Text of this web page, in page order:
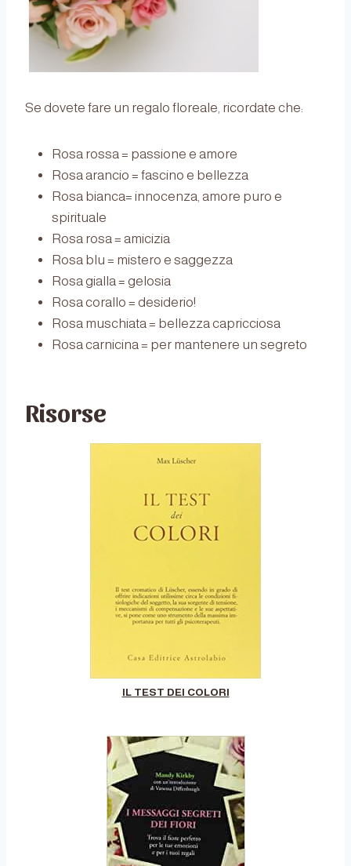
Se dovete fare un regalo floreale, ricordate che:
Rosa rossa = passione e amore
Rosa arancio = fascino e bellezza
Rosa bianca= innocenza, amore puro e
spirituale
Rosa rosa = amicizia
Rosa blu = mistero e saggezza
Rosa gialla = gelosia
Rosa corallo = desiderio!
Rosa muschiata = bellezza capricciosa
Rosa carnicina = per mantenere un segreto
Risorse
IL TEST DEI COLORI